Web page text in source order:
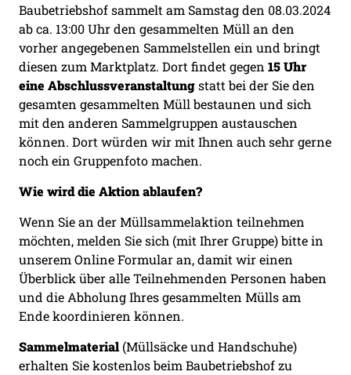
Baubetriebshof sammelt am Samstag den 08.03.2024
ab ca. 13:00 Uhr den gesammelten Müll an den
vorher angegebenen Sammelstellen ein und bringt
diesen zum Marktplatz. Dort findet gegen 15 Uhr
eine Abschlussveranstaltungstatt bei der Sie den
gesamten gesammelten Müll bestaunen und sich
mit den anderen Sammelgruppen austauschen
können. Dort würden wir mit Ihnen auch sehr gerne
noch ein Gruppenfoto machen.
Wie wird die Aktion ablaufen?
Wenn Sie an der Müllsammelaktion teilnehmen
möchten, melden Sie sich (mit Ihrer Gruppe) bitte in
unserem Online Formular an, damit wir einen
Überblick über alle Teilnehmenden Personen haben
und die Abholung Ihres gesammelten Mülls am
Ende koordinieren können.
Sammelmaterial(Müllsäcke und Handschuhe)
erhalten Sie kostenlos beim Baubetriebshof zu